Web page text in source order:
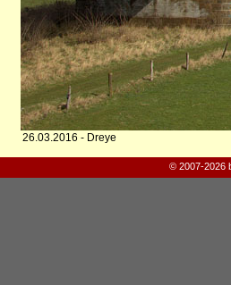
26.03.2016 - Dreye
© 2007-2026